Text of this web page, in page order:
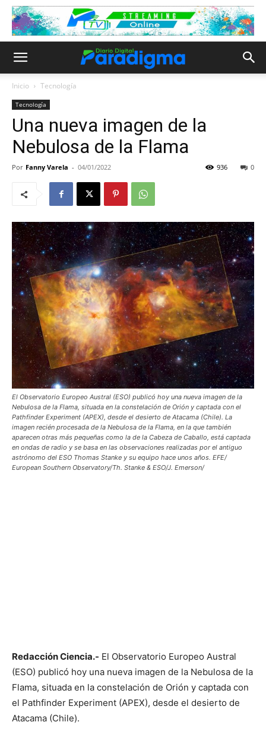
Inicio Tecnología
Tecnología
Una nueva imagen de la
Nebulosa de la Flama
Por Fanny Varela - 04/01/2022 0
936
El Observatorio Europeo Austral (ESO) publicó hoy una nueva imagen de la
Nebulosa de la Flama, situada en la constelación de Orión y captada con el
Pathfinder Experiment (APEX), desde el desierto de Atacama (Chile). La
imagen recién procesada de la Nebulosa de la Flama, en la que también
aparecen otras más pequeñas como la de la Cabeza de Caballo, está captada
en ondas de radio y se basa en las observaciones realizadas por el antiguo
astrónomo del ESO Thomas Stanke y su equipo hace unos años. EFE/
European Southern Observatory/Th. Stanke & ESO/J. Emerson/
Redacción Ciencia.- El Observatorio Europeo Austral
(ESO) publicó hoy una nueva imagen de la Nebulosa de la
Flama, situada en la constelación de Orión y captada con
el Pathfinder Experiment (APEX), desde el desierto de
Atacama (Chile).